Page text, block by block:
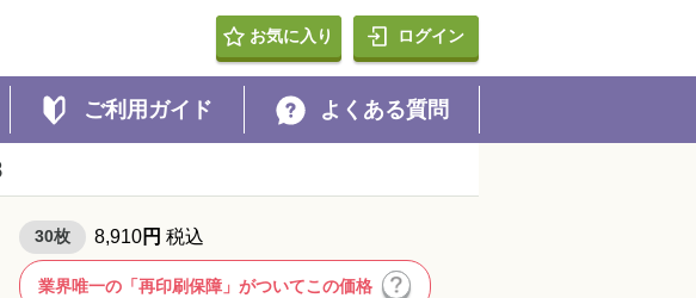
EXPRESS・Diners Club）・代引・あと払い・d払い・PayPay・
お気に入り ログイン
ご利用ガイド よくある質問
30枚 8,910円 税込
業界唯一の「再印刷保障」がついてこの価格
大礼紙料金 0円